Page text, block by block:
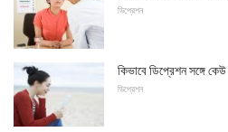
ডিপ্রেশন
কিভাবে ডিপ্রেশন সঙ্গে কেউ
ডিপ্রেশন